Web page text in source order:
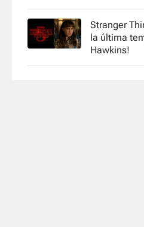
Stranger
la última
Hawkins!